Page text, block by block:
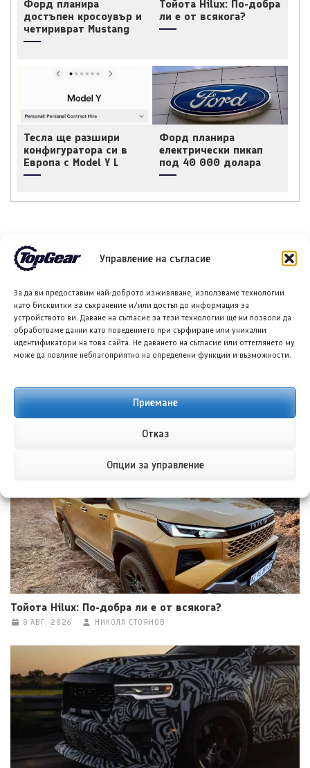
Управление на съгласие
За да ви предоставим най-доброто изживяване, използваме технологии
като бисквитки за съхранение и/или достъп до информация за
устройството ви. Даване на съгласие за тези технологии ще ни позволи да
обработваме данни като поведението при сърфиране или уникални
идентификатори на това сайта. Не даването на съгласие или оттеглянето му
може да повлияе неблагоприятно на определени функции и възможности.
Приемане
Отказ
Опции за управление
Форд планира
достъпен кросоувър и
четириврат Mustang
Тойота Hilux: По-добра
ли е от всякога?
Тесла ще разшири
конфигуратора си в
Европа с Model Y L
Форд планира
електрически пикап
под 40 000 долара
НОВИ ПУБЛИКАЦИИ
Форд планира достъпен кросоувър и четириврат
Тойота Hilux: По-добра ли е от всякога?
8 АВГ. 2026 НИКОЛА СТОЯНОВ